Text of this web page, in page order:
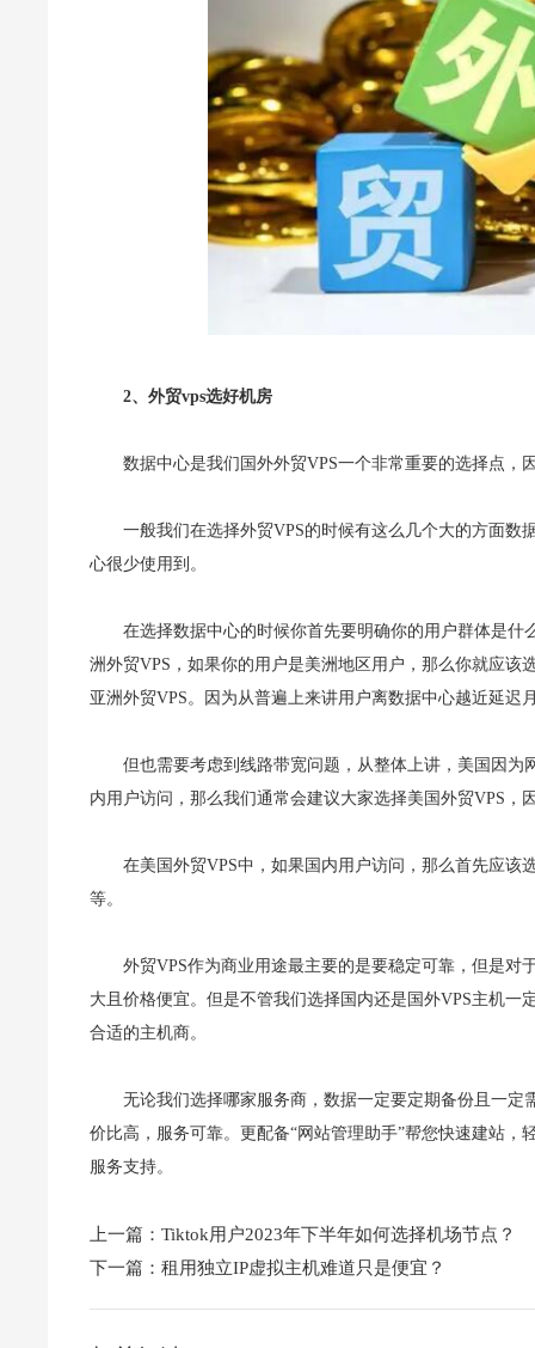
2、外贸vps选好机房
数据中心是我们国外外贸VPS一个非常重要的选择点，
一般我们在选择外贸VPS的时候有这么几个大的方面
心很少使用到。
在选择数据中心的时候你首先要明确你的用户群体是
洲外贸VPS，如果你的用户是美洲地区用户，那么你就应
亚洲外贸VPS。因为从普遍上来讲用户离数据中心越近延迟
但也需要考虑到线路带宽问题，从整体上讲，美国因
内用户访问，那么我们通常会建议大家选择美国外贸VPS，
在美国外贸VPS中，如果国内用户访问，那么首先应
等。
外贸VPS作为商业用途最主要的是要稳定可靠，但是对
大且价格便宜。但是不管我们选择国内还是国外VPS主机
合适的主机商。
无论我们选择哪家服务商，数据一定要定期备份且一
价比高，服务可靠。更配备“网站管理助手”帮您快速建站
服务支持。
上一篇： Tiktok用户2023年下半年如何选择机场节点？
下一篇： 租用独立IP虚拟主机难道只是便宜？